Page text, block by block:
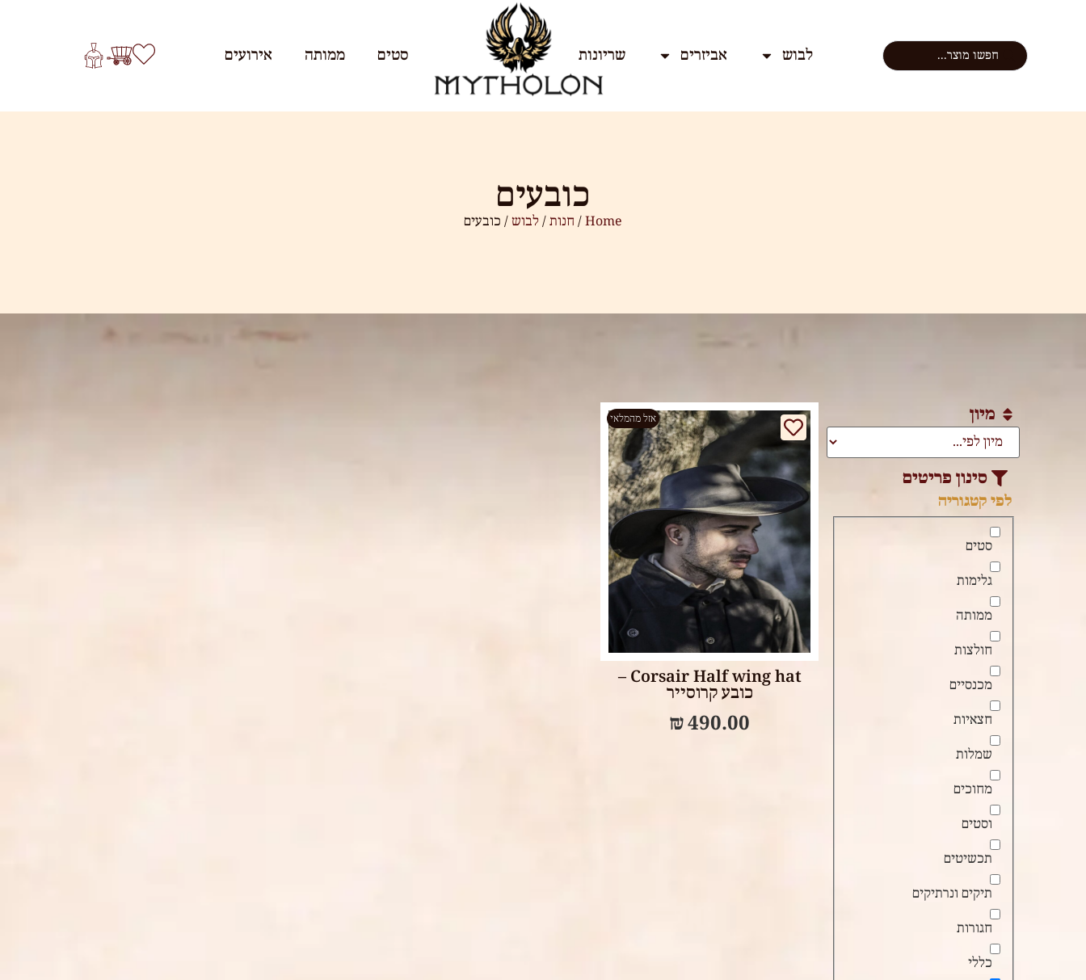
לבוש אביזרים שריונות סטים ממותה אירועים
כובעים
Home
/ חנות / לבוש / כובעים
מיון
סינון פריטים
לפי קטגוריה
סטים
גלימות
ממותה
חולצות
מכנסיים
חצאיות
שמלות
מחוכים
וסטים
תכשיטים
תיקים ונרתיקים
חגורות
כללי
אזל מהמלאי
Select options
Corsair Half wing hat –
כובע קרוסייר
₪490.00